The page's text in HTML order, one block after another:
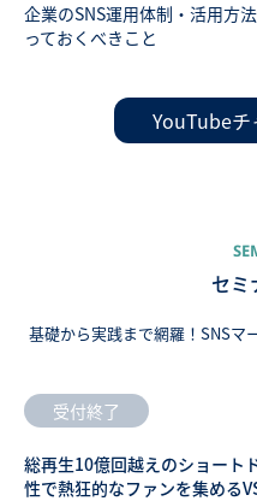
企業のSNS運用体制・活用方
っておくべきこと
YouTubeチ
セミ
基礎から実践まで網羅！SNSマ
受付終了
総再生10億回越えのショート
性で熱狂的なファンを集める